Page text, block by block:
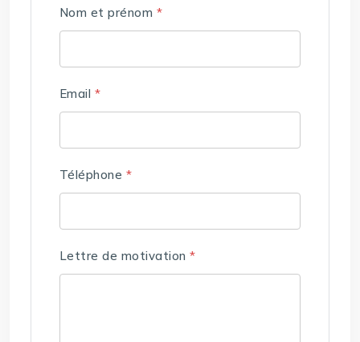
Nom et prénom *
Email *
Téléphone *
Lettre de motivation*